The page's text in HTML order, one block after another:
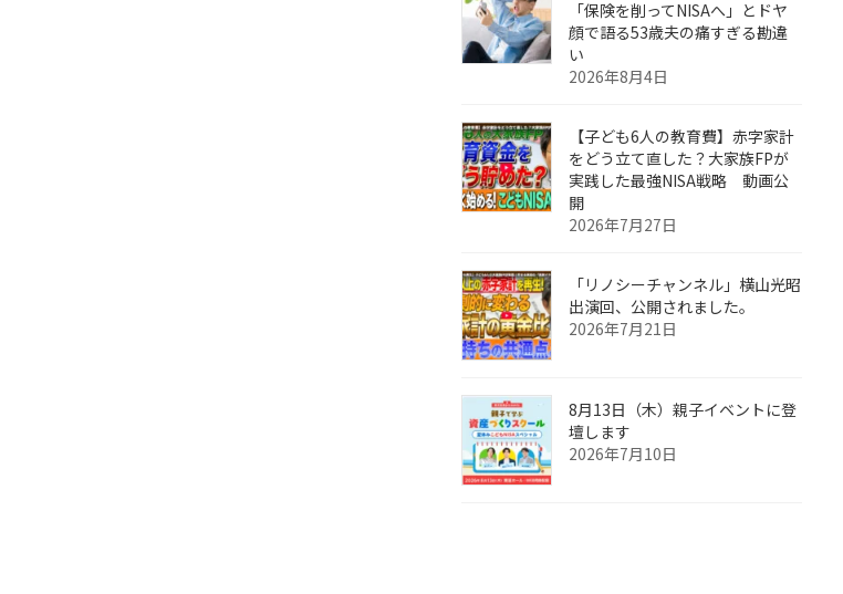
「保険を削ってNISAへ」とドヤ
顔で語る53歳夫の痛すぎる勘違
い
2026年8月4日
【子ども6人の教育費】赤字家計
をどう立て直した？大家族FPが
実践した最強NISA戦略 動画公
開
2026年7月27日
「リノシーチャンネル」横山光昭
出演回、公開されました。
2026年7月21日
8月13日（木）親子イベントに登
壇します
2026年7月10日